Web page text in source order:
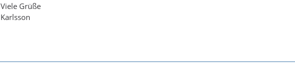
Viele Grüße
Karlsson